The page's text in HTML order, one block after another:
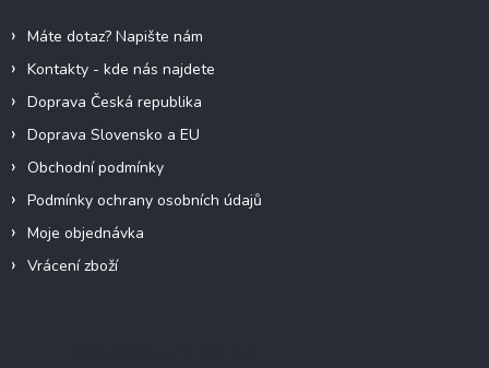
Máte dotaz? Napište nám
Kontakty - kde nás najdete
Doprava Česká republika
Doprava Slovensko a EU
Obchodní podmínky
Podmínky ochrany osobních údajů
Moje objednávka
Vrácení zboží